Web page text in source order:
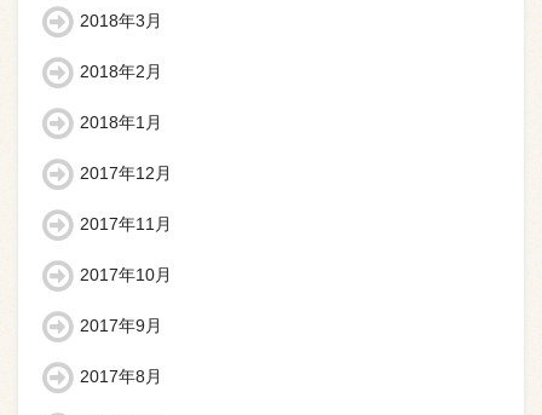
2018年3月
2018年2月
2018年1月
2017年12月
2017年11月
2017年10月
2017年9月
2017年8月